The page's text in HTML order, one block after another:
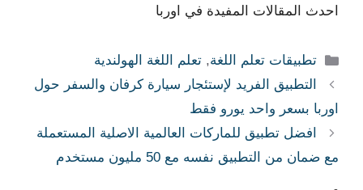
احدث المقالات المفيدة في اوربا
التصنيفات
تطبيقات تعلم اللغة,تعلم اللغة الهولندية
التطبيق الفريد لإستئجار سيارة كرفان والسفر حول
اوربا بسعر واحد يورو فقط
افضل تطبيق للماركات العالمية الاصلية المستعملة
مع ضمان من التطبيق نفسه مع 50 مليون مستخدم